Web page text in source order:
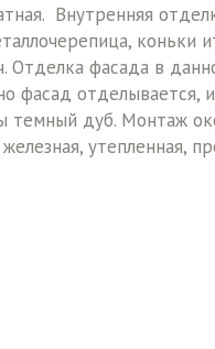
Внутренняя
коньки
Отделка фасада в
фасад отделывается,
темный дуб. Монтаж
утепленная,